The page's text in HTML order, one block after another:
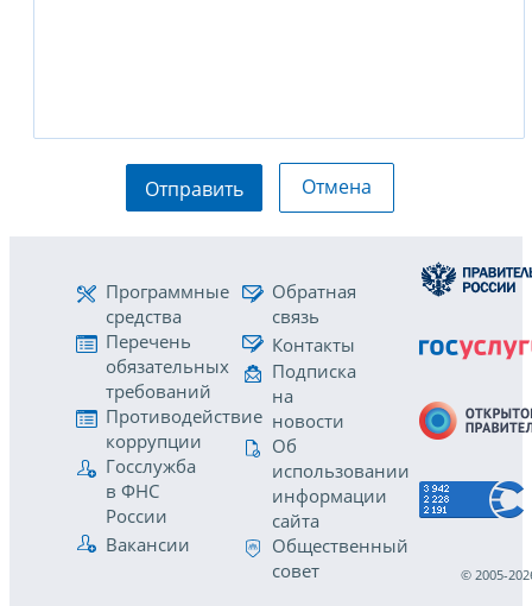
Отправить Отмена
Программные
средства
Перечень
обязательных
требований
Противодействие
коррупции
Госслужба
в ФНС
России
Вакансии
Обратная
связь
Контакты
Подписка
на
новости
Об
использовании
информации
сайта
Общественный
совет
© 2005-